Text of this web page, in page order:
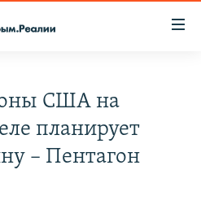
ИСТОРИЙ СОПРОТИВЛЕНИЯ
США на
планирует
– Пентагон